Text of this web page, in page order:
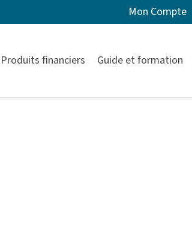
Mon Compte
Produits financiers Guide et formation